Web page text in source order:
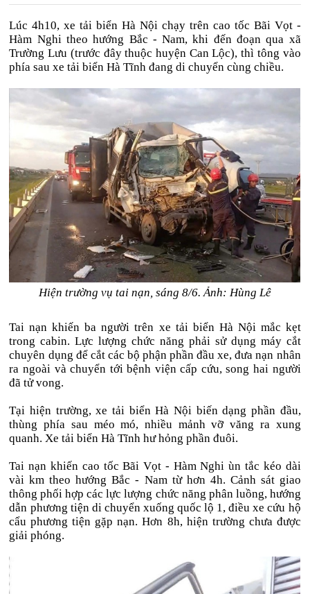
Lúc 4h10, xe tải biển Hà Nội chạy trên cao tốc Bãi Vọt -
Hàm Nghi theo hướng Bắc - Nam, khi đến đoạn qua xã
Trường Lưu (trước đây thuộc huyện Can Lộc), thì tông vào
phía sau xe tải biển Hà Tĩnh đang di chuyển cùng chiều.
Hiện trường vụ tai nạn, sáng 8/6. Ảnh: Hùng Lê
Tai nạn khiến ba người trên xe tải biển Hà Nội mắc kẹt
trong cabin. Lực lượng chức năng phải sử dụng máy cắt
chuyên dụng để cắt các bộ phận phần đầu xe, đưa nạn nhân
ra ngoài và chuyển tới bệnh viện cấp cứu, song hai người
đã tử vong.
Tại hiện trường, xe tải biển Hà Nội biến dạng phần đầu,
thùng phía sau méo mó, nhiều mảnh vỡ văng ra xung
quanh. Xe tải biển Hà Tĩnh hư hỏng phần đuôi.
Tai nạn khiến cao tốc Bãi Vọt - Hàm Nghi ùn tắc kéo dài
vài km theo hướng Bắc - Nam từ hơn 4h. Cảnh sát giao
thông phối hợp các lực lượng chức năng phân luồng, hướng
dẫn phương tiện di chuyển xuống quốc lộ 1, điều xe cứu hộ
cẩu phương tiện gặp nạn. Hơn 8h, hiện trường chưa được
giải phóng.